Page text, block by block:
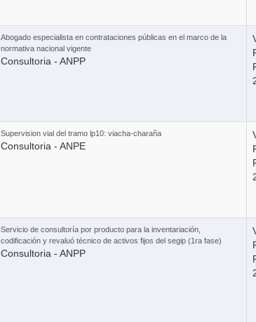
Curso
Combo 6
Abogado especialista en contrataciones públicas en el marco de la
normativa nacional vigente
Consultoria - ANPP
Supervision vial del tramo lp10: viacha-charaña
Consultoria - ANPE
Servicio de consultoría por producto para la inventariación,
codificación y revaluó técnico de activos fijos del segip (1ra fase)
Consultoria - ANPP